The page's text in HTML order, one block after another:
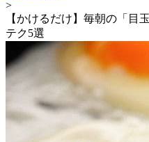
>
【かけるだけ】毎朝の「目
テク5選